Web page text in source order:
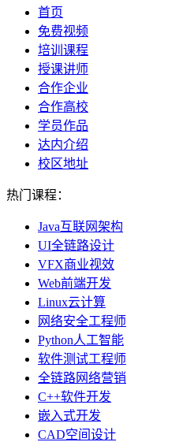
首页
免费视频
培训课程
授课讲师
合作企业
合作高校
学员作品
达内介绍
校区地址
热门课程：
Java互联网架构
UI全链路设计
VFX商业视效
Web前端开发
Linux云计算
网络安全工程师
Python人工智能
软件测试工程师
全链路网络营销
C++软件开发
嵌入式开发
CAD空间设计